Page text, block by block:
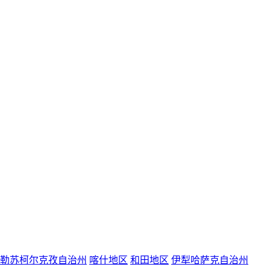
苏柯尔克孜自治州 喀什地区 和田地区 伊犁哈萨克自治州